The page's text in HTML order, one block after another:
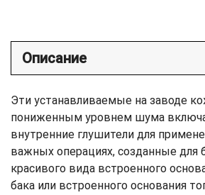
Описание
Эти устанавливаемые на заводе
пониженным уровнем шума
внутренние глушители для
важных операциях, созданные для
красивого вида встроенного
бака или встроенного основания